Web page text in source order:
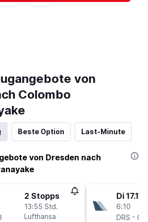
von
Colombo
Beste Option Last-Minute
von Dresden nach
2 Stopps
13:55 Std.
Lufthansa
Di 17.11.
6:10
DRS -